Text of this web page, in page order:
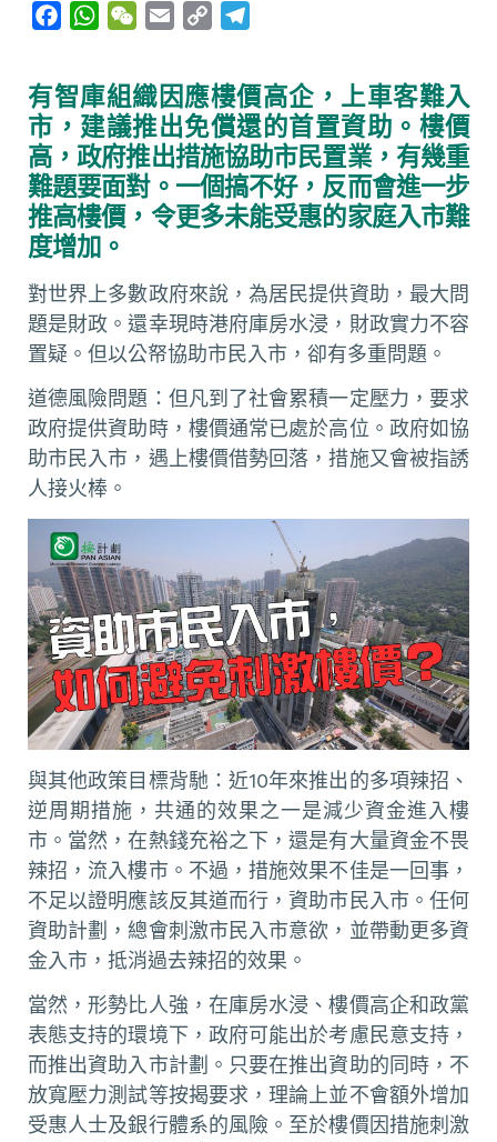
e
b
o
o
k
W
t
s
A
p
p
W
h
a
t
i
l
y
L
i
n
k
e
g
r
a
m
有智庫組織因應樓價高企，上車客難入
市，建議推出免償還的首置資助。樓價
高，政府推出措施協助市民置業，有幾重
難題要面對。一個搞不好，反而會進一步
推高樓價，令更多未能受惠的家庭入市難
度增加。
對世界上多數政府來說，為居民提供資助，最大問
題是財政。還幸現時港府庫房水浸，財政實力不容
置疑。但以公帑協助市民入市，卻有多重問題。
道德風險問題：但凡到了社會累積一定壓力，要求
政府提供資助時，樓價通常已處於高位。政府如協
助市民入市，遇上樓價借勢回落，措施又會被指誘
人接火棒。
與其他政策目標背馳：近10年來推出的多項辣招、
逆周期措施，共通的效果之一是減少資金進入樓
市。當然，在熱錢充裕之下，還是有大量資金不畏
辣招，流入樓市。不過，措施效果不佳是一回事，
不足以證明應該反其道而行，資助市民入市。任何
資助計劃，總會刺激市民入市意欲，並帶動更多資
金入市，抵消過去辣招的效果。
當然，形勢比人強，在庫房水浸、樓價高企和政黨
表態支持的環境下，政府可能出於考慮民意支持，
而推出資助入市計劃。只要在推出資助的同時，不
放寬壓力測試等按揭要求，理論上並不會額外增加
受惠人士及銀行體系的風險。至於樓價因措施刺激